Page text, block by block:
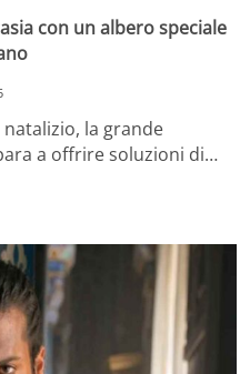
con un albero speciale
natalizio, la grande
a offrire soluzioni di…